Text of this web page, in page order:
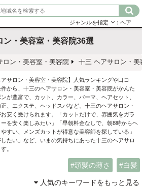
ジャンルを指定 ：ヘア
ン・美容室・美容院36選
ロン・美容室・美容院 十三 ヘアサロン・美
サロン・美容室・美容院】人気ランキングや口コ
から、十三のヘアサロン・美容室・美容院がかんた
が豊富で、カット、カラー、パーマ、ヘアセット、
、エクステ、ヘッドスパなど、十三のヘアサロン・
安く受けられます。「カットだけで、雰囲気をガラ
を安く楽しみたい」「早朝料金なしで、朝8時からヘ
すい、メンズカットが得意な美容師を探している」
たい」など、いまの気持ちにあった十三のヘアサロ
。
頭髪の薄さ 白髪
人気のキーワードをもっと見る